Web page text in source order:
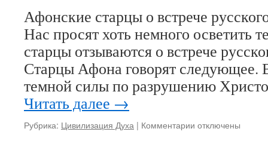
Афонские старцы о встрече
Нас просят хоть немного осветить
старцы отзываются о встрече
Старцы Афона говорят следующее.
темной силы по разрушению
Читать далее →
Рубрика: Цивилизация Духа | Комментарии котключены